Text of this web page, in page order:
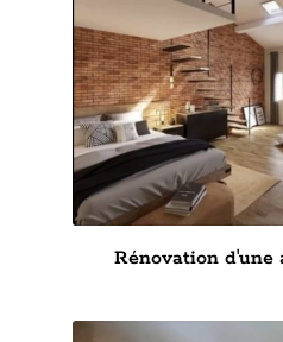
Rénovation d'une